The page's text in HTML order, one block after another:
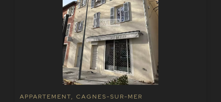
APPARTEMENT, CAGNES-SUR-MER